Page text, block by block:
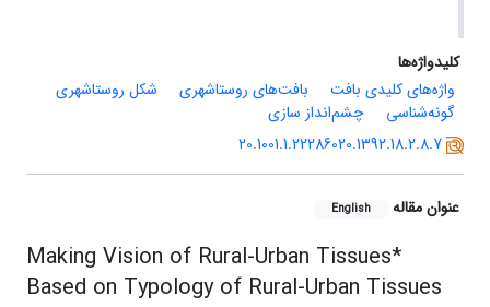
کلیدواژه‌ها
واژه‌های کلیدی بافت
بافت‌های روستاشهری
شکل روستاشهری
گونه‌شناسی
چشم‌انداز سازی
20.1001.1.22286020.1392.18.2.8.7
عنوان مقاله English
Making Vision of Rural-Urban Tissues*
Based on Typology of Rural-Urban Tissues